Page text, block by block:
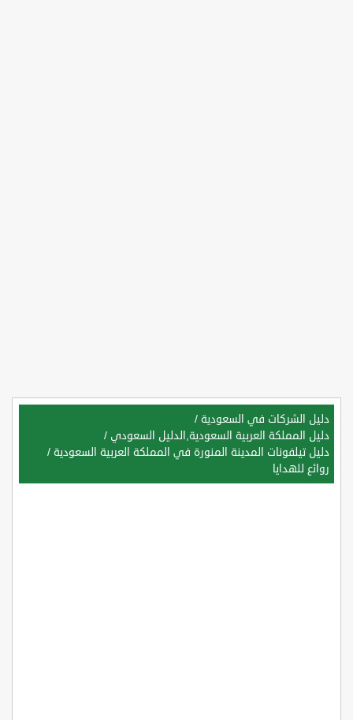
دليل الشركات في السعودية /
دليل المملكة العربية السعودية,الدليل السعودي /
دليل تيلفونات المدينة المنورة في المملكة العربية السعودية /
روائع للهدايا